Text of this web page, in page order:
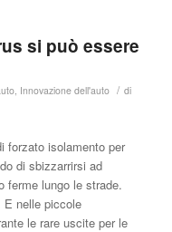
si può essere
, Innovazione dell'auto / di
forzato isolamento per
di sbizzarrirsi ad
ferme lungo le strade.
E nelle piccole
le rare uscite per le